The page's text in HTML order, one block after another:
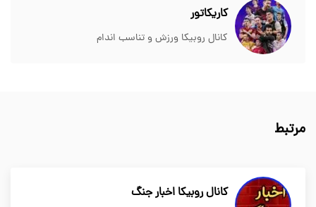
کاریکاتور
کانال روبیکا ورزش و تناسب اندام
مرتبط
کانال روبیکا اخبار جنگ